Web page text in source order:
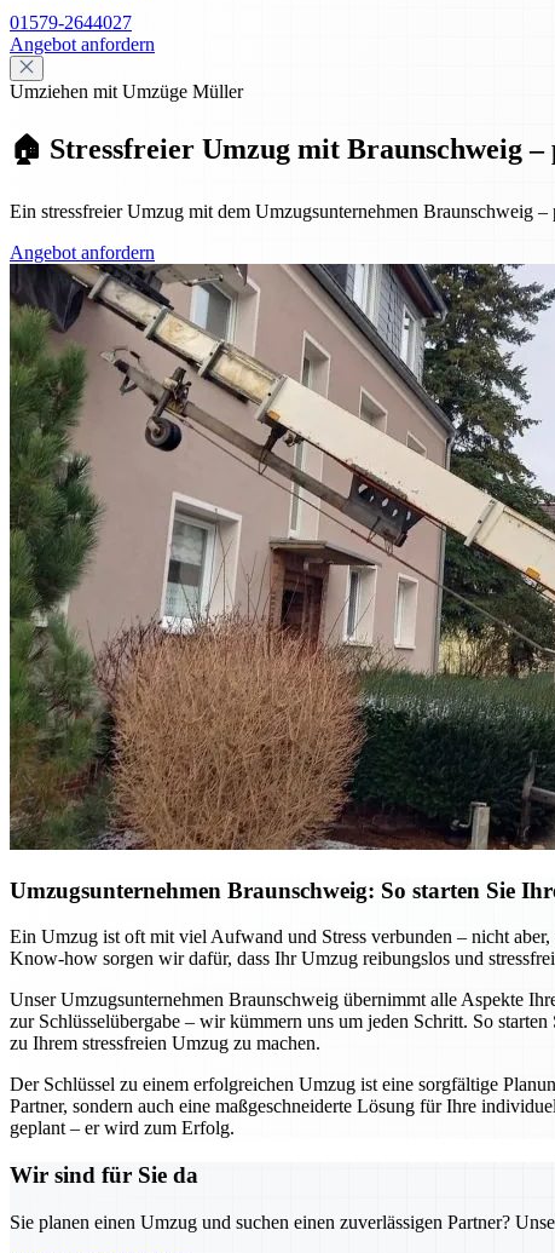
01579-2644027
Angebot anfordern
Umziehen mit Umzüge Müller
🏠 Stressfreier Umzug mit Braunschweig
Ein stressfreier Umzug mit dem Umzugsunternehmen Braunschweig
Angebot anfordern
Umzugsunternehmen Braunschweig: So starten Sie
Ein Umzug ist oft mit viel Aufwand und Stress verbunden – nicht
Know-how sorgen wir dafür, dass Ihr Umzug reibungslos und
Unser Umzugsunternehmen Braunschweig übernimmt alle Aspekte
zur Schlüsselübergabe – wir kümmern uns um jeden Schritt. So
zu Ihrem stressfreien Umzug zu machen.
Der Schlüssel zu einem erfolgreichen Umzug ist eine sorgfältige
Partner, sondern auch eine maßgeschneiderte Lösung für Ihre
geplant – er wird zum Erfolg.
Wir sind für Sie da
Sie planen einen Umzug und suchen einen zuverlässigen Partner?